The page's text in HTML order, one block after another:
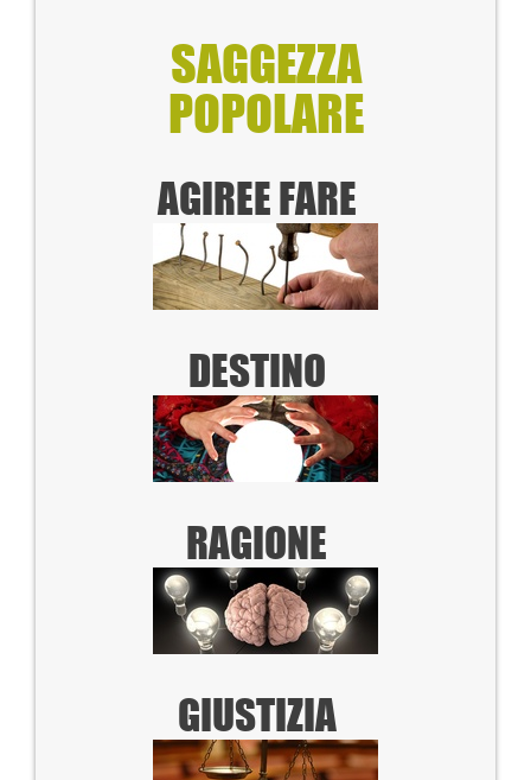
SAGGEZZA
POPOLARE
AGIREE FARE
DESTINO
RAGIONE
GIUSTIZIA